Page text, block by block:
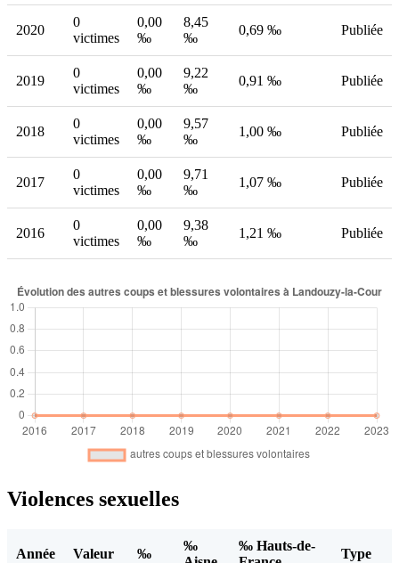
2020
0
victimes
0,00
‰
8,45
‰
0,69 ‰ Publiée
2019
0
victimes
0,00
‰
9,22
‰
0,91 ‰ Publiée
2018
0
victimes
0,00
‰
9,57
‰
1,00 ‰ Publiée
2017
0
victimes
0,00
‰
9,71
‰
1,07 ‰ Publiée
2016
0
victimes
0,00
‰
9,38
‰
1,21 ‰ Publiée
Violences sexuelles
Année Valeur ‰
‰
‰ Hauts-de-
Type